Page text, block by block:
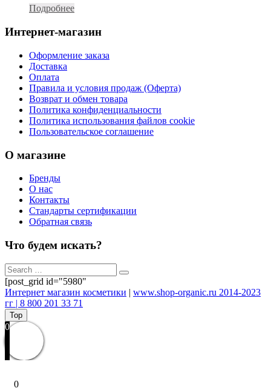
Подробнее
Интернет-магазин
Оформление заказа
Доставка
Оплата
Правила и условия продаж (Оферта)
Возврат и обмен товара
Политика конфиденциальности
Политика использования файлов cookie
Пользовательское соглашение
О магазине
Бренды
О нас
Контакты
Стандарты сертификации
Обратная связь
Что будем искать?
[post_grid id="5980"
Интернет магазин косметики | www.shop-organic.ru 2014-2023
гг | 8 800 201 33 71
Top
0
0